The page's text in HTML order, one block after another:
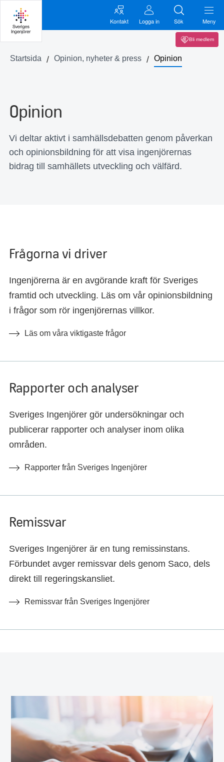
Kontakt Logga in Sök Meny
Bli medlem
Startsida Opinion, nyheter & press Opinion
Opinion
Vi deltar aktivt i samhällsdebatten genom påverkan
och opinionsbildning för att visa ingenjörernas
bidrag till samhällets utveckling och välfärd.
Frågorna vi driver
Ingenjörerna är en avgörande kraft för Sveriges
framtid och utveckling. Läs om vår opinionsbildning
i frågor som rör ingenjörernas villkor.
Läs om våra viktigaste frågor
Rapporter och analyser
Sveriges Ingenjörer gör undersökningar och
publicerar rapporter och analyser inom olika
områden.
Rapporter från Sveriges Ingenjörer
Remissvar
Sveriges Ingenjörer är en tung remissinstans.
Förbundet avger remissvar dels genom Saco, dels
direkt till regeringskansliet.
Remissvar från Sveriges Ingenjörer